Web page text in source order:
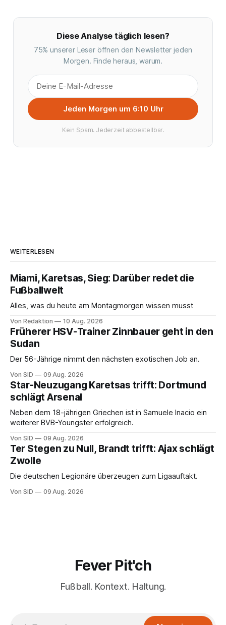
Diese Analyse täglich lesen?
75% unserer Leser öffnen den Newsletter jeden
Morgen. Finde heraus, warum.
Jeden Morgen um 6:10 Uhr
Kein Spam. Jederzeit abbestellbar.
WEITERLESEN
Miami, Karetsas, Sieg: Darüber redet die
Fußballwelt
Alles, was du heute am Montagmorgen wissen musst
Von Redaktion 10 Aug. 2026
Früherer HSV-Trainer Zinnbauer geht in den
Sudan
Der 56-Jährige nimmt den nächsten exotischen Job an.
Von SID 09 Aug. 2026
Star-Neuzugang Karetsas trifft: Dortmund
schlägt Arsenal
Neben dem 18-jährigen Griechen ist in Samuele Inacio ein
weiterer BVB-Youngster erfolgreich.
Von SID 09 Aug. 2026
Ter Stegen zu Null, Brandt trifft: Ajax schlägt
Zwolle
Die deutschen Legionäre überzeugen zum Ligaauftakt.
Von SID 09 Aug. 2026
Fever Pit'ch
Fußball. Kontext. Haltung.